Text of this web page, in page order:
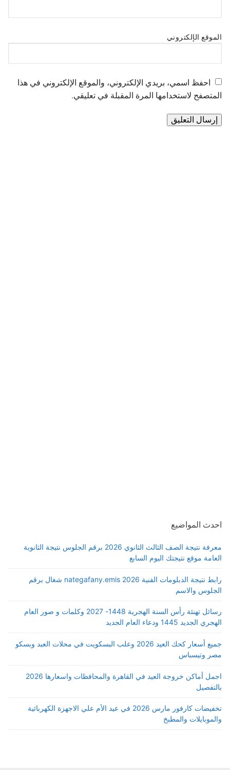
الموقع الإلكتروني
احفظ اسمي، بريدي الإلكتروني، والموقع الإلكتروني في هذا
المتصفح لاستخدامها المرة المقبلة في تعليقي.
احدث المواضيع
معرفة نتيجة الصف الثالث الثانوي 2026 برقم الجلوس نتيجة الثانوية
العامة موقع نتيجتك اليوم السابع
رابط نتيجة الدبلومات الفنية 2026 nategafany.emis شغال برقم
الجلوس والاسم
رسائل تهنئة رأس السنة الهجرية 1448- 2027 وكلمات و صور العام
الهجري الجديد 1445 ودعاء العام الجديد
جميع أسعار كحك العيد 2026 وعلب البسكويت في محلات العبد وبسكو
مصر وتيسباس
اجمل أماكن خروجة العيد في القاهرة والمحافظات واسعارها 2026
بالتفصيل
تخفيضات كارفور مارس 2026 في عيد الأم علي الاجهزة الكهربائية
والموبايلات والمطبخ